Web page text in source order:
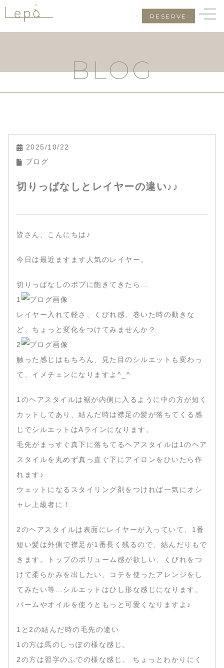
RESERVE
BLOG
2025/10/22
ブログ
切りっぱなしとレイヤーの違い♪♪
皆さん、こんにちは♪
今日は最近ますます人気のレイヤー。
切りっぱなしのボブに飽きてきたら…
1
レイヤー入れて軽さ、くびれ感、巻いた時の動きな
ど、ちょっと変化をつけてみませんか？
2
触った感じはもちろん、見た目のシルエットも変わっ
て、イメチェンになりますよ^_^
1のヘアスタイルは裾が内側に入るように中の方が短く
カットしてあり、結んだ時は襟足の髪が落ちてくる感
じでシルエットはAラインになります。
毛先がまっすぐ真下に落ちてるヘアスタイルは1のヘア
スタイルを丸めず真っ直ぐ下にアイロンをひいたら作
れます♪
ウェットになるスタイリング剤をつければ一気にオシ
ャレ上級者に！
2のヘアスタイルは表面にレイヤーが入っていて、1番
短い髪は外側で襟足が1番長く残るので、結んだりもで
きます。トップのボリューム感が欲しい、くびれをつ
けて柔らかみを出したい、コテを使ったアレンジをし
てみたい等…シルエットはひし形な感じになります。
バームやオイルを使うともっと可愛くなりますよ♪
1と2の結んだ時の毛先の違い
1の方は馬のしっぽの様な感じ。
2の方は習字のふでの様な感じ。 ちょっとわかりにく